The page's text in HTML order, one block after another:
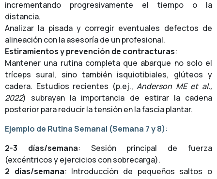
incrementando progresivamente el tiempo o la
distancia.
Analizar la pisada y corregir eventuales defectos de
alineación con la asesoría de un profesional.
Estiramientos y prevención de contracturas:
Mantener una rutina completa que abarque no solo el
tríceps sural, sino también isquiotibiales, glúteos y
cadera. Estudios recientes (p.ej.,Anderson ME et al.,
2022) subrayan la importancia de estirar la cadena
posterior para reducir la tensión en la fascia plantar.
Ejemplo de Rutina Semanal (Semana 7 y 8):
2-3 días/semana: Sesión principal de fuerza
(excéntricos y ejercicios con sobrecarga).
2 días/semana: Introducción de pequeños saltos o